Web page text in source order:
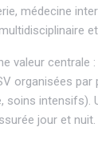
médecine
valeur centrale
organisées par
soins intensifs).
jour et nuit.